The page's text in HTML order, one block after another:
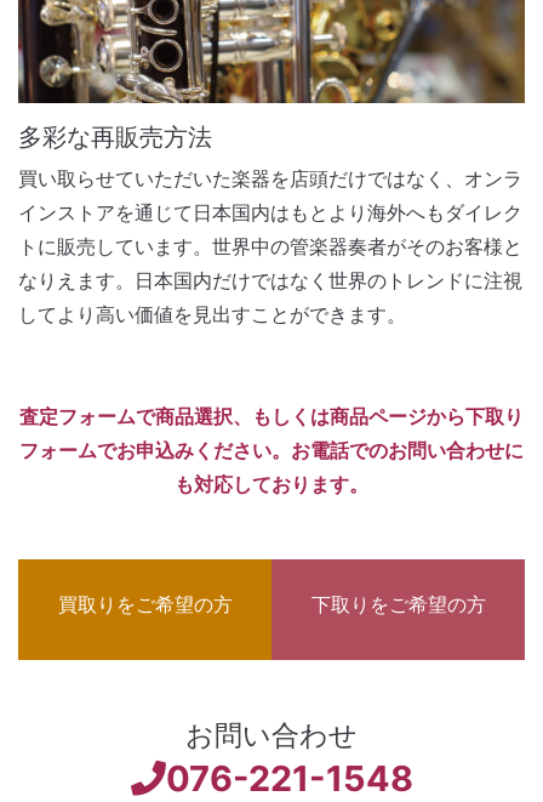
多彩な再販売方法
買い取らせていただいた楽器を店頭だけではなく、オンラ
インストアを通じて日本国内はもとより海外へもダイレク
トに販売しています。世界中の管楽器奏者がそのお客様と
なりえます。日本国内だけではなく世界のトレンドに注視
してより高い価値を見出すことができます。
査定フォームで商品選択、もしくは商品ページから下取り
フォームでお申込みください。お電話でのお問い合わせに
も対応しております。
買取りをご希望の方 下取りをご希望の方
お問い合わせ
076-221-1548